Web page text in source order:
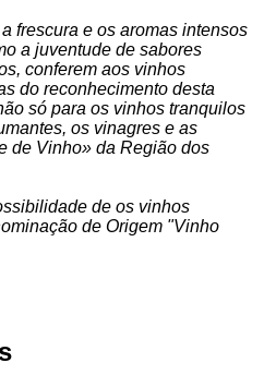
frescura e os aromas intensos
a juventude de sabores
conferem aos vinhos
do reconhecimento desta
só para os vinhos tranquilos
os vinagres e as
de Vinho» da Região dos
de os vinhos
de Origem "Vinho